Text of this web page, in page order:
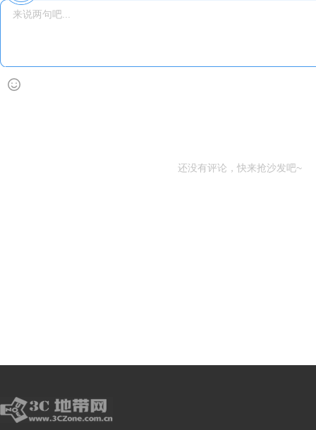
还没有评论，快来抢沙发吧~